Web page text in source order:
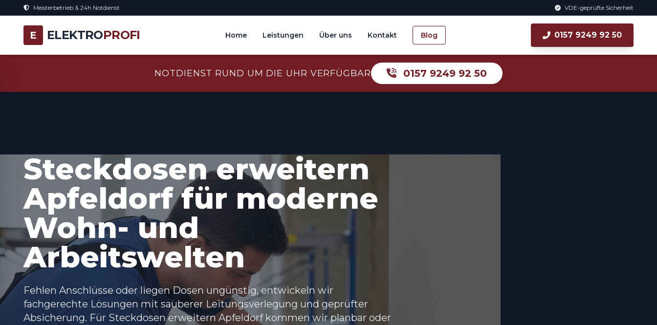
Meisterbetrieb & 24h Notdienst VDE-geprüfte Sicherheit
E ELEKTROPROFI Home Leistungen Über uns Kontakt Blog 0157 9249 92 50
NOTDIENST RUND UM DIE UHR VERFÜGBAR 0157 9249 92 50
Steckdosen erweitern
Apfeldorf für moderne
Wohn- und
Arbeitswelten
Fehlen Anschlüsse oder liegen Dosen ungünstig, entwickeln wir
fachgerechte Lösungen mit sauberer Leitungsverlegung und geprüfter
Absicherung. Für Steckdosen erweitern Apfeldorf kommen wir planbar oder